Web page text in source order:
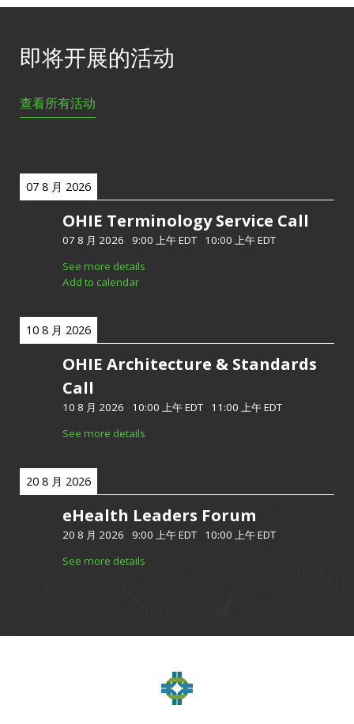
即将开展的活动
查看所有活动
07 8 月 2026
OHIE Terminology Service Call
07 8 月 2026 9:00 上午 EDT
10:00 上午 EDT
See more details
Add to calendar
10 8 月 2026
OHIE Architecture & Standards
Call
10 8 月 2026 10:00 上午 EDT
11:00 上午 EDT
See more details
20 8 月 2026
eHealth Leaders Forum
20 8 月 2026 9:00 上午 EDT
10:00 上午 EDT
See more details